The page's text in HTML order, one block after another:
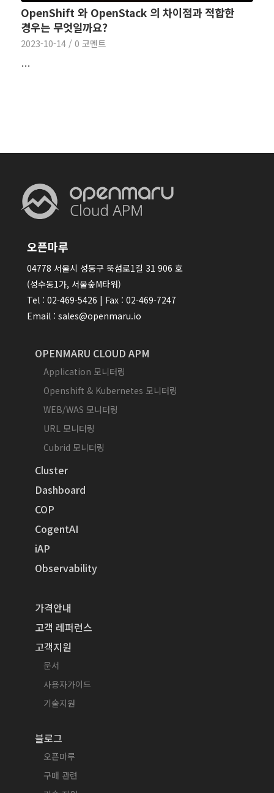
OpenShift 와 OpenStack 의 차이점과 적합한
경우는 무엇일까요?
2023-10-14 / 0 코멘트
…
오픈마루
04778 서울시 성동구 뚝섬로1길 31 906 호
(성수동1가, 서울숲M타워)
Tel : 02-469-5426 | Fax : 02-469-7247
Email : sales@openmaru.io
OPENMARU CLOUD APM
Application 모니터링
Openshift & Kubernetes 모니터링
WEB/WAS 모니터링
URL 모니터링
Cubrid 모니터링
Cluster
Dashboard
COP
CogentAI
iAP
Observability
가격안내
고객 레퍼런스
고객지원
문서
사용자가이드
기술지원
블로그
오픈마루
구매 관련